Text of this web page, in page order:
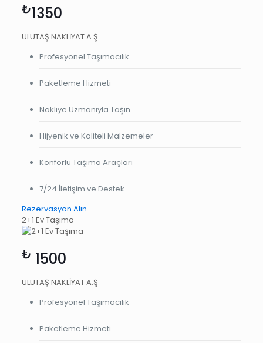
₺1350
ULUTAŞ NAKLİYAT A.Ş
Profesyonel Taşımacılık
Paketleme Hizmeti
Nakliye Uzmanıyla Taşın
Hijyenik ve Kaliteli Malzemeler
Konforlu Taşıma Araçları
7/24 İletişim ve Destek
Rezervasyon Alın
2+1 Ev Taşıma
₺ 1500
ULUTAŞ NAKLİYAT A.Ş
Profesyonel Taşımacılık
Paketleme Hizmeti